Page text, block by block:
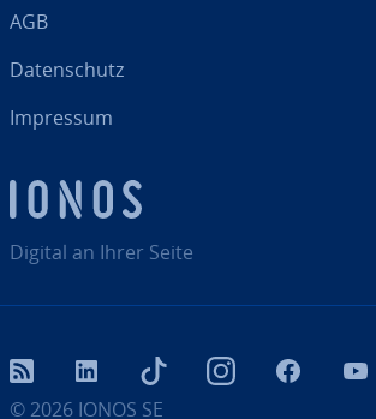
Digital an Ihrer Seite
AGB
Da­ten­schutz
Impressum
© 2026 IONOS SE
RSS LinkedIn tiktok InstagramFacebook